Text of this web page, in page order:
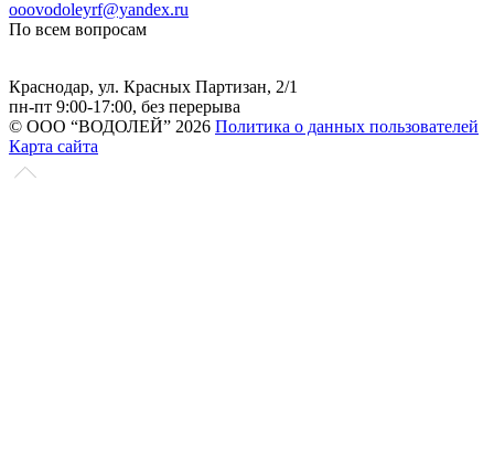
ooovodoleyrf@yandex.ru
По всем вопросам
Краснодар, ул. Красных Партизан, 2/1
пн-пт 9:00-17:00, без перерыва
© ООО “ВОДОЛЕЙ” 2026 Политика о данных пользователей
Карта сайта